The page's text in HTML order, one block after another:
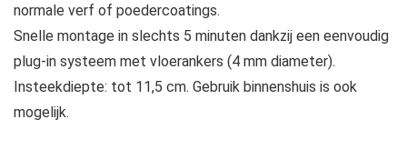
normale verf of poedercoatings.
Snelle montage in slechts 5 minuten dankzij een eenvoudig
plug-in systeem met vloerankers (4 mm diameter).
Insteekdiepte: tot 11,5 cm. Gebruik binnenshuis is ook
mogelijk.